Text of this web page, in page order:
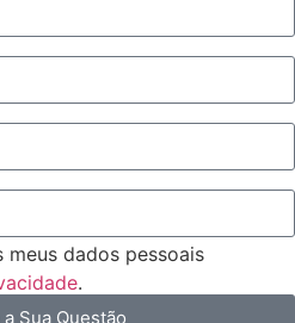
dados pessoais
.
Sua Questão